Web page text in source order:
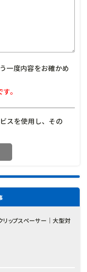
一度内容をお確かめ
。
スを使用し、その
ップスペーサー｜大型対